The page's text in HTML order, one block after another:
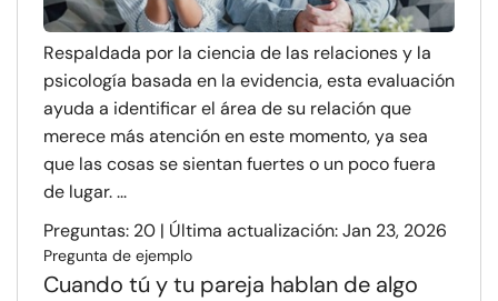
Respaldada por la ciencia de las relaciones y la
psicología basada en la evidencia, esta evaluación
ayuda a identificar el área de su relación que
merece más atención en este momento, ya sea
que las cosas se sientan fuertes o un poco fuera
de lugar. ...
Preguntas: 20 | Última actualización: Jan 23, 2026
Pregunta de ejemplo
Cuando tú y tu pareja hablan de algo